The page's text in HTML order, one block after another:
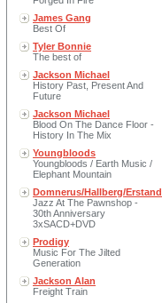
James Gang
Best Of
Tyler Bonnie
The best of
Jackson Michael
History Past, Present And
Future
Jackson Michael
Blood On The Dance Floor -
History In The Mix
Youngbloods
Youngbloods / Earth Music /
Elephant Mountain
Domnerus/Hallberg/Erstand
Jazz At The Pawnshop -
30th Anniversary
3xSACD+DVD
Prodigy
Music For The Jilted
Generation
Jackson Alan
Freight Train